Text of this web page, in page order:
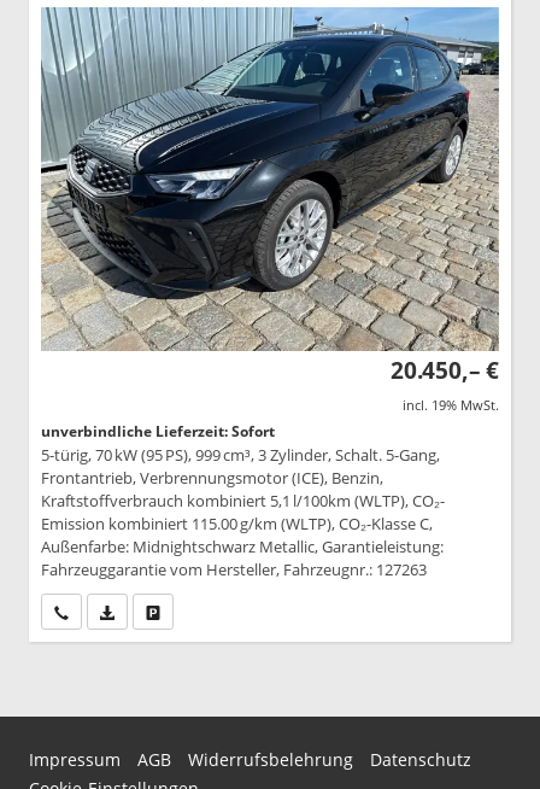
20.450,– €
incl. 19% MwSt.
unverbindliche Lieferzeit: Sofort
5-türig, 70 kW (95 PS), 999 cm³, 3 Zylinder, Schalt. 5-Gang,
Frontantrieb, Verbrennungsmotor (ICE), Benzin,
Kraftstoffverbrauch kombiniert 5,1 l/100km (WLTP), CO₂-
Emission kombiniert 115.00 g/km (WLTP), CO₂-Klasse C,
Außenfarbe: Midnightschwarz Metallic, Garantieleistung:
Fahrzeuggarantie vom Hersteller, Fahrzeugnr.: 127263
Wir rufen Sie anPDF-Datei, Fahrzeugexposé drucken
Impressum AGB Widerrufsbelehrung
Datenschutz